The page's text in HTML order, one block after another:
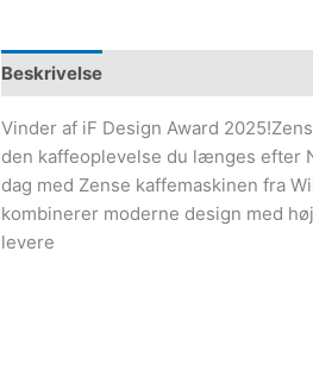
Beskrivelse
Vinder af iF Design Award
den kaffeoplevelse du længes efter
dag med Zense kaffemaskinen fra
kombinerer moderne design med
levere